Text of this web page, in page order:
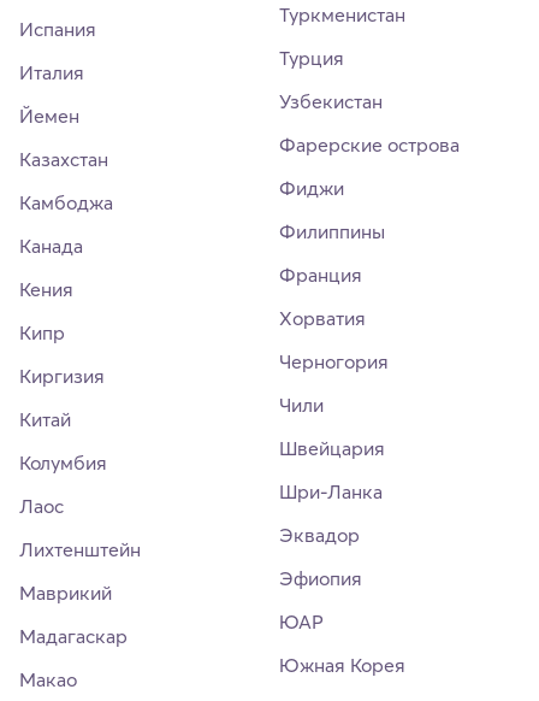
Испания
Италия
Йемен
Казахстан
Камбоджа
Канада
Кения
Кипр
Киргизия
Китай
Колумбия
Лаос
Лихтенштейн
Маврикий
Мадагаскар
Макао
Туркменистан
Турция
Узбекистан
Фарерские острова
Фиджи
Филиппины
Франция
Хорватия
Черногория
Чили
Швейцария
Шри-Ланка
Эквадор
Эфиопия
ЮАР
Южная Корея